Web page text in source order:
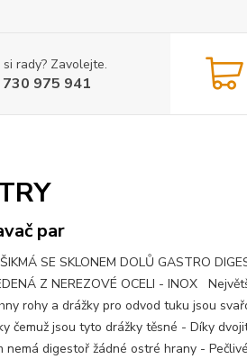
rady? Zavolejte.
975 941
par
SE SKLONEM DOLŮ GASTRO
Z NEREZOVÉ OCELI - INOX
rohy a drážky pro odvod tuku jsou
čemuž jsou tyto drážky těsné - Díky
nemá digestoř žádné ostré hrany -